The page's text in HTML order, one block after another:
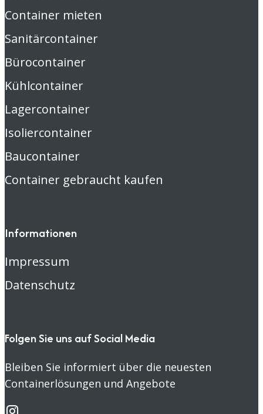
Container mieten
Sanitärcontainer
Bürocontainer
Kühlcontainer
Lagercontainer
Isoliercontainer
Baucontainer
Container gebraucht kaufen
Informationen
Impressum
Datenschutz
Folgen Sie uns auf Social Media
Bleiben Sie informiert über die neuesten
Containerlösungen und Angebote